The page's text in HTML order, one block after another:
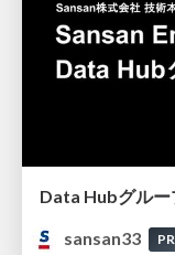
Data Hubグルー
sansan33